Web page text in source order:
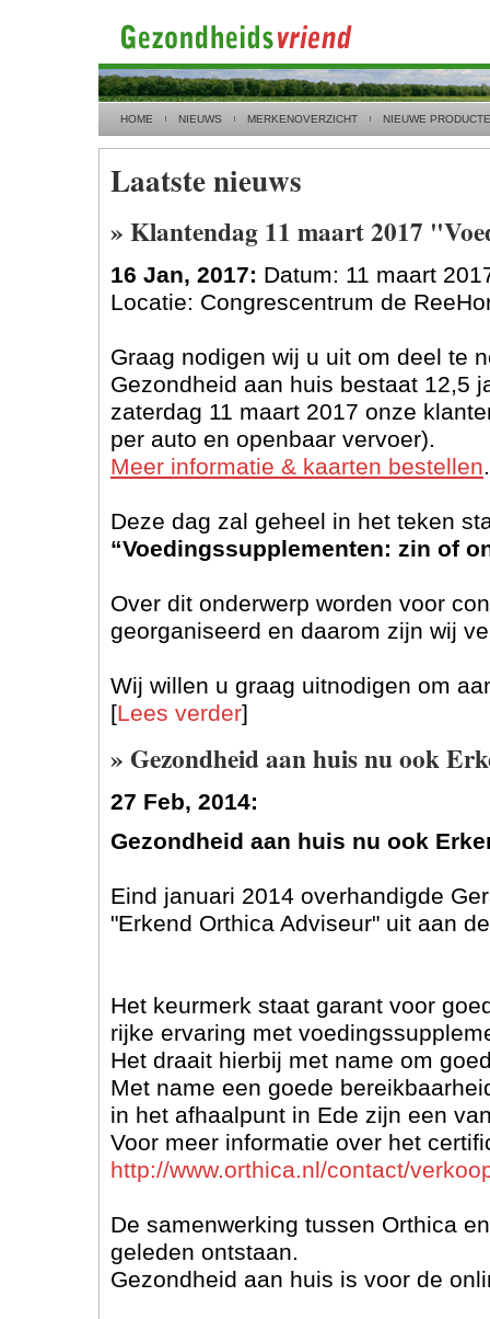
HOME NIEUWS MERKENOVERZICHT NIEUWE
Laatste nieuws
» Klantendag 11 maart 2017
16 Jan, 2017: Datum: 11 maart
Locatie: Congrescentrum de
Graag nodigen wij u uit om deel te
Gezondheid aan huis bestaat 12,5
zaterdag 11 maart 2017 onze
per auto en openbaar vervoer).
Meer informatie & kaarten bestellen.
Deze dag zal geheel in het teken
“Voedingssupplementen: zin of
Over dit onderwerp worden voor
georganiseerd en daarom zijn wij
Wij willen u graag uitnodigen om
[Lees verder]
» Gezondheid aan huis nu ook
27 Feb, 2014:
Gezondheid aan huis nu ook
Eind januari 2014 overhandigde
"Erkend Orthica Adviseur" uit aan
Het keurmerk staat garant voor
rijke ervaring met
Het draait hierbij met name om
Met name een goede
in het afhaalpunt in Ede zijn een
Voor meer informatie over het
http://www.orthica.nl/contact/
De samenwerking tussen Orthica
geleden ontstaan.
Gezondheid aan huis is voor de